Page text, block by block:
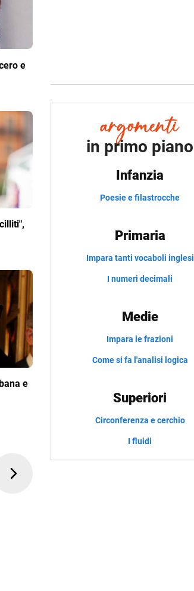
e
e
in primo piano
Infanzia
Poesie e filastrocche
Primaria
Impara tanti vocaboli inglesi
I numeri decimali
Medie
Impara le frazioni
Come si fa l'analisi logica
Superiori
Circonferenza e cerchio
I fluidi